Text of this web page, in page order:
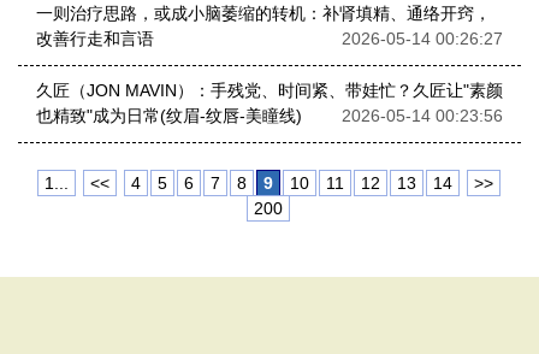
一则治疗思路，或成小脑萎缩的转机：补肾填精、通络开窍，
改善行走和言语
2026-05-14 00:26:27
久匠（JON MAVIN）：手残党、时间紧、带娃忙？久匠让"素颜
也精致"成为日常(纹眉-纹唇-美瞳线)
2026-05-14 00:23:56
1... << 4 5 6 7 8 9 10 11 12 13 14
>>
200